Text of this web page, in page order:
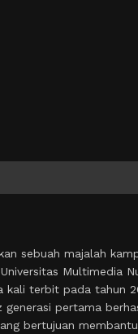
sebuah majalah
Multimedia
kali terbit pada tahun
generasi pertama
bertujuan